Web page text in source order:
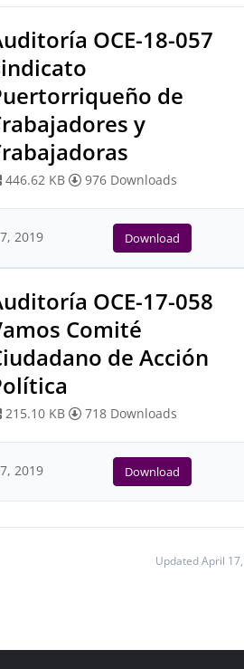
OCE-18-057
de
y
446.62 KB 976 Downloads
2019 Download
OCE-17-058
Comité
de Acción
215.10 KB 718 Downloads
2019 Download
Updated April